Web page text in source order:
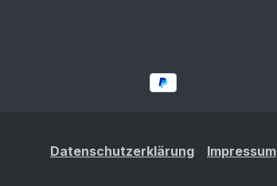
Datenschutzerklärung Impressum